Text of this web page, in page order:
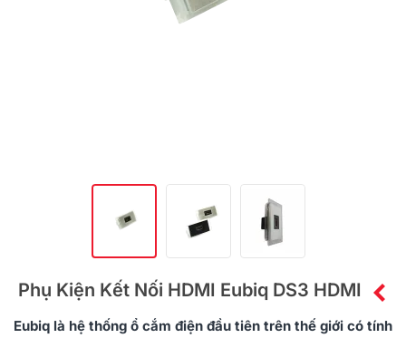
Phụ Kiện Kết Nối HDMI Eubiq DS3 HDMI
Eubiq là hệ thống ổ cắm điện đầu tiên trên thế giới có tính